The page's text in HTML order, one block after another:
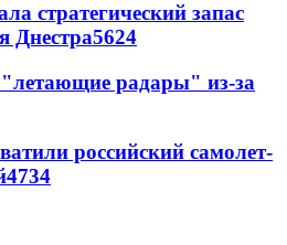
стратегический запас
Днестра5624
радары" из-за
российский самолет-
4734